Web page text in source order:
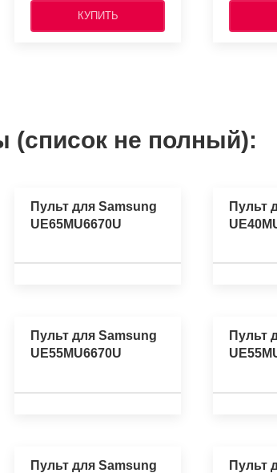
КУПИТЬ
(список не полный):
Пульт для Samsung
UE65MU6670U
Пульт
Пульт для Samsung
UE55MU6670U
Пульт
Пульт для Samsung
Пульт